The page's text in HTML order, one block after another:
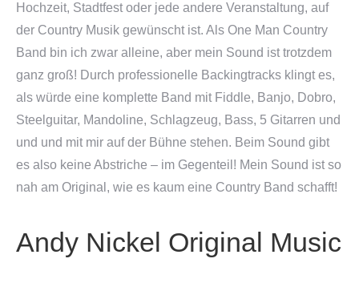
Hochzeit, Stadtfest oder jede andere Veranstaltung, auf
der Country Musik gewünscht ist. Als One Man Country
Band bin ich zwar alleine, aber mein Sound ist trotzdem
ganz groß! Durch professionelle Backingtracks klingt es,
als würde eine komplette Band mit Fiddle, Banjo, Dobro,
Steelguitar, Mandoline, Schlagzeug, Bass, 5 Gitarren und
und und mit mir auf der Bühne stehen. Beim Sound gibt
es also keine Abstriche – im Gegenteil! Mein Sound ist so
nah am Original, wie es kaum eine Country Band schafft!
Andy Nickel Original Music